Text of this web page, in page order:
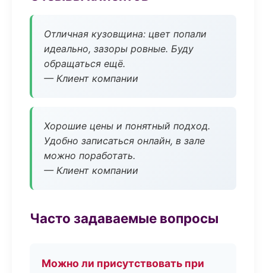
Отличная кузовщина: цвет попали
идеально, зазоры ровные. Буду
обращаться ещё.
— Клиент компании
Хорошие цены и понятный подход.
Удобно записаться онлайн, в зале
можно поработать.
— Клиент компании
Часто задаваемые вопросы
Можно ли присутствовать при